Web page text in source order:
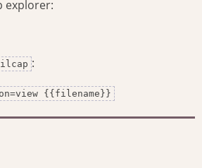
explorer:
:
{{filename}}